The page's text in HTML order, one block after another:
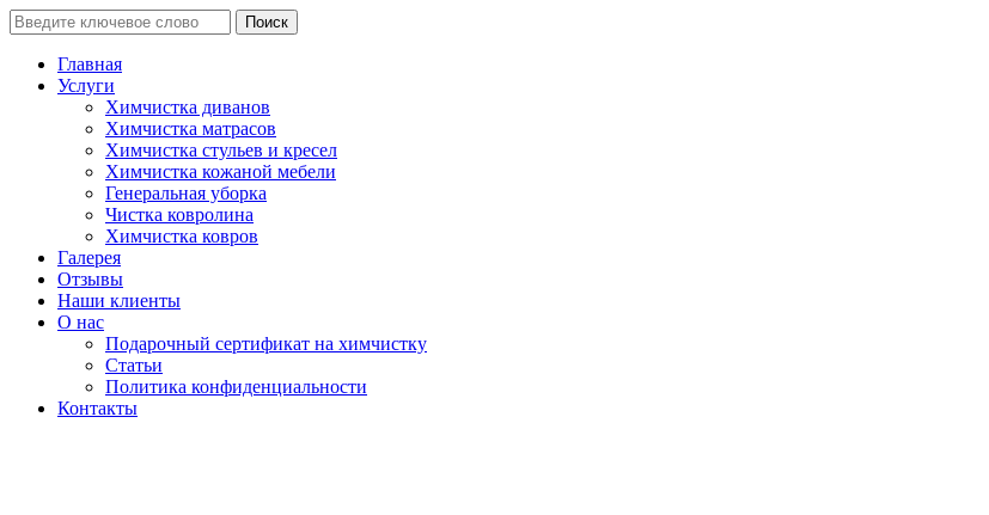
Поиск
Главная
Услуги
Химчистка диванов
Химчистка матрасов
Химчистка стульев и кресел
Химчистка кожаной мебели
Генеральная уборка
Чистка ковролина
Химчистка ковров
Галерея
Отзывы
Наши клиенты
О нас
Подарочный сертификат на химчистку
Статьи
Политика конфиденциальности
Контакты